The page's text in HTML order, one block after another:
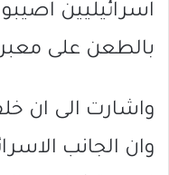
اسرائيليين
بالطعن على
واشارت الى ان
وان الجانب